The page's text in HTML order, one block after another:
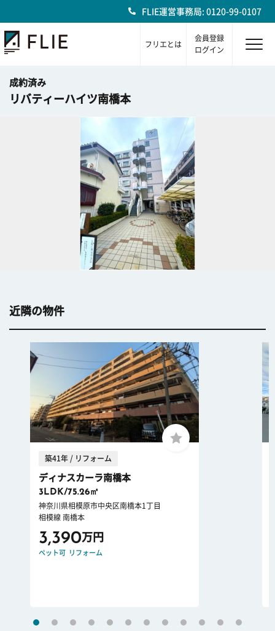
FLIE運営事務局: 0120-99-0107
フリエとは
会員登録
ログイン
成約済み
リバティーハイツ南橋本
近隣の物件
築41年 / リフォーム
ディナスカーラ南橋本
3LDK/75.26㎡
神奈川県相模原市中央区南橋本1丁目
相模線 南橋本
3,390万円
ペット可 リフォーム